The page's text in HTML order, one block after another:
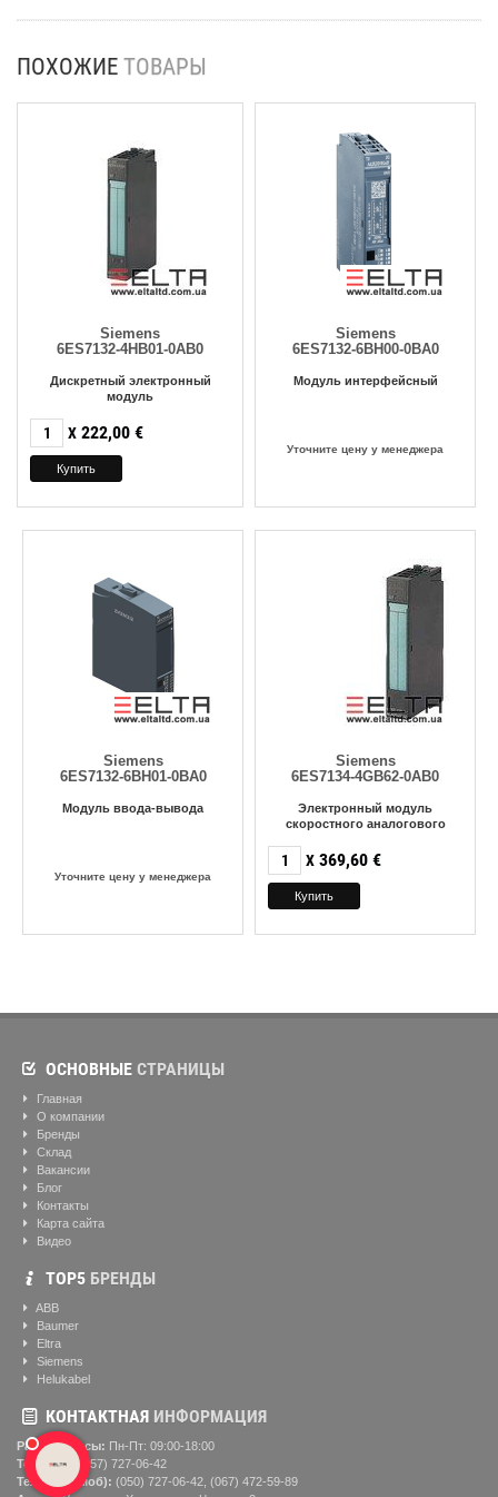
ПОХОЖИЕ ТОВАРЫ
Siemens
6ES7132-4HB01-0AB0
Дискретный электронный
модуль
X 222,00 €
Siemens
6ES7132-6BH00-0BA0
Модуль интерфейсный
Уточните цену у менеджера
Siemens
6ES7132-6BH01-0BA0
Модуль ввода-вывода
Уточните цену у менеджера
Siemens
6ES7134-4GB62-0AB0
Электронный модуль
скоростного аналогового
X 369,60 €
ОСНОВНЫЕ СТРАНИЦЫ
Главная
О компании
Бренды
Склад
Вакансии
Блог
Контакты
Карта сайта
Видео
ТОР5 БРЕНДЫ
ABB
Baumer
Eltra
Siemens
Helukabel
КОНТАКТНАЯ ИНФОРМАЦИЯ
Рабочие часы: Пн-Пт: 09:00-18:00
Телефон: (057) ‎727-06-42
Телефон (моб): (050) 727-06-42, (067) 472-59-89